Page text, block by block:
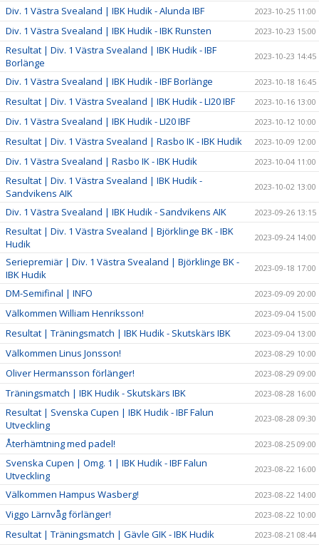
Div. 1 Västra Svealand | IBK Hudik - Alunda IBF 2023-10-25 11:00
Div. 1 Västra Svealand | IBK Hudik - IBK Runsten 2023-10-23 15:00
Resultat | Div. 1 Västra Svealand | IBK Hudik - IBF
Borlänge
2023-10-23 14:45
Div. 1 Västra Svealand | IBK Hudik - IBF Borlänge 2023-10-18 16:45
Resultat | Div. 1 Västra Svealand | IBK Hudik - LI20 IBF 2023-10-16 13:00
Div. 1 Västra Svealand | IBK Hudik - LI20 IBF 2023-10-12 10:00
Resultat | Div. 1 Västra Svealand | Rasbo IK - IBK Hudik 2023-10-09 12:00
Div. 1 Västra Svealand | Rasbo IK - IBK Hudik 2023-10-04 11:00
Resultat | Div. 1 Västra Svealand | IBK Hudik -
Sandvikens AIK
2023-10-02 13:00
Div. 1 Västra Svealand | IBK Hudik - Sandvikens AIK 2023-09-26 13:15
Resultat | Div. 1 Västra Svealand | Björklinge BK - IBK
Hudik
2023-09-24 14:00
Seriepremiär | Div. 1 Västra Svealand | Björklinge BK -
IBK Hudik
2023-09-18 17:00
DM-Semifinal | INFO 2023-09-09 20:00
Välkommen William Henriksson! 2023-09-04 15:00
Resultat | Träningsmatch | IBK Hudik - Skutskärs IBK 2023-09-04 13:00
Välkommen Linus Jonsson! 2023-08-29 10:00
Oliver Hermansson förlänger! 2023-08-29 09:00
Träningsmatch | IBK Hudik - Skutskärs IBK 2023-08-28 16:00
Resultat | Svenska Cupen | IBK Hudik - IBF Falun
Utveckling
2023-08-28 09:30
Återhämtning med padel! 2023-08-25 09:00
Svenska Cupen | Omg. 1 | IBK Hudik - IBF Falun
Utveckling
2023-08-22 16:00
Välkommen Hampus Wasberg! 2023-08-22 14:00
Viggo Lärnvåg förlänger! 2023-08-22 10:00
Resultat | Träningsmatch | Gävle GIK - IBK Hudik 2023-08-21 08:44